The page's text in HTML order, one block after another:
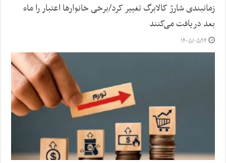
زمانبندی شارژ کالابرگ تغییر کرد/برخی خانوارها اعتبار را ماه
بعد دریافت می‌کنند
۱۴۰۵/۰۵/۱۴